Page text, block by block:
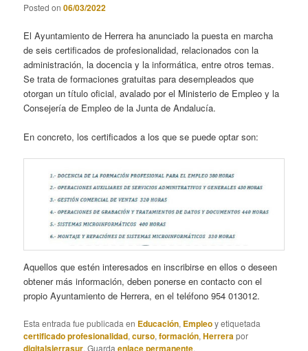
Posted on06/03/2022
El Ayuntamiento de Herrera ha anunciado la puesta en marcha
de seis certificados de profesionalidad, relacionados con la
administración, la docencia y la informática, entre otros temas.
Se trata de formaciones gratuitas para desempleados que
otorgan un título oficial, avalado por el Ministerio de Empleo y la
Consejería de Empleo de la Junta de Andalucía.
En concreto, los certificados a los que se puede optar son:
Aquellos que estén interesados en inscribirse en ellos o deseen
obtener más información, deben ponerse en contacto con el
propio Ayuntamiento de Herrera, en el teléfono 954 013012.
Esta entrada fue publicada en Educación, Empleoy etiquetada
certificado profesionalidad,curso,formación,Herrerapor
digitalsierrasur. Guardaenlace permanente.